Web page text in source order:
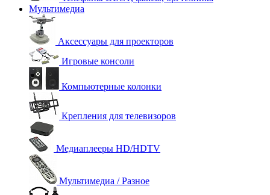
Мультимедиа
Аксессуары для проекторов
Игровые консоли
Компьютерные колонки
Крепления для телевизоров
Медиаплееры HD/HDTV
Мультимедиа / Разное